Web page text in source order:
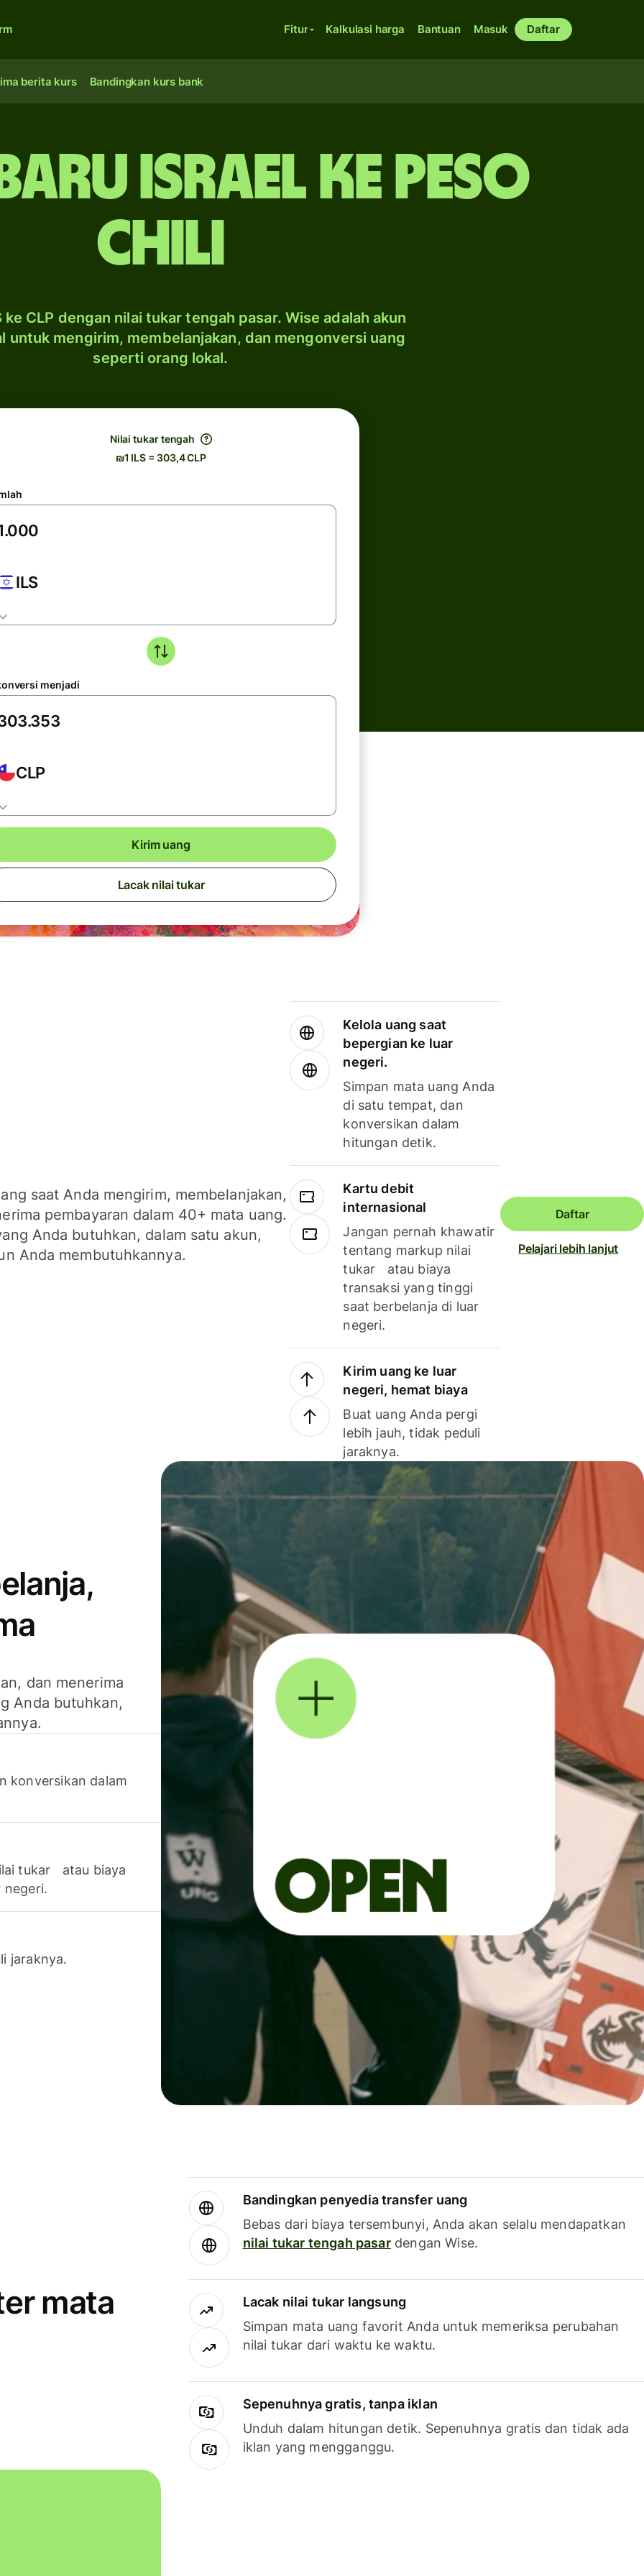
Fitur Kalkulasi harga Bantuan Masuk Daftar
berita kurs Bandingkan kurs bank
Israel ke peso
Chili
ke CLP dengan nilai tukar tengah pasar. Wise adalah akun
untuk mengirim, membelanjakan, dan mengonversi uang
seperti orang lokal.
Nilai tukar tengah
₪1 ILS = 303,4 CLP
ILS
menjadi
CLP
Kirim uang
Lacak nilai tukar
saat Anda mengirim, membelanjakan,
pembayaran dalam 40+ mata uang.
Anda butuhkan, dalam satu akun,
Anda membutuhkannya.
Kelola uang saat
bepergian ke luar
negeri.
Simpan mata uang Anda
di satu tempat, dan
konversikan dalam
hitungan detik.
Kartu debit
internasional
Jangan pernah khawatir
tentang markup nilai
tukar atau biaya
transaksi yang tinggi
saat berbelanja di luar
negeri.
Kirim uang ke luar
negeri, hemat biaya
Buat uang Anda pergi
lebih jauh, tidak peduli
jaraknya.
Daftar
Pelajari lebih lanjut
dan menerima
Anda butuhkan,
konversikan dalam
tukar atau biaya
negeri.
jaraknya.
mata
Bandingkan penyedia transfer uang
Bebas dari biaya tersembunyi, Anda akan selalu mendapatkan
nilai tukar tengah pasardengan Wise.
Lacak nilai tukar langsung
Simpan mata uang favorit Anda untuk memeriksa perubahan
nilai tukar dari waktu ke waktu.
Sepenuhnya gratis, tanpa iklan
Unduh dalam hitungan detik. Sepenuhnya gratis dan tidak ada
iklan yang mengganggu.